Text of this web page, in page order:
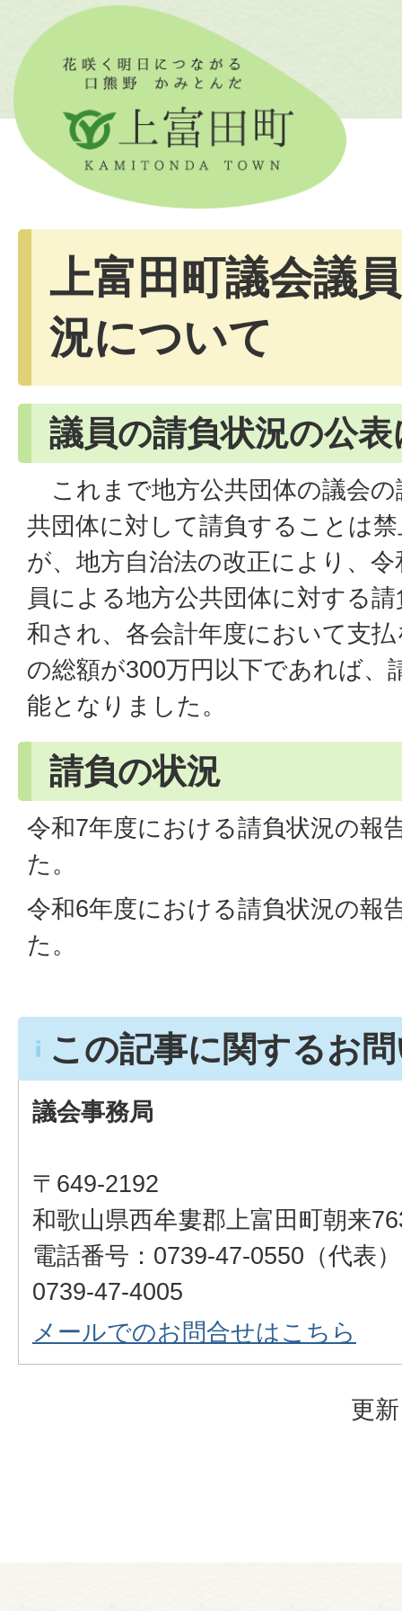
上富田町議会議
況について
議員の請負状況の公
これまで地方公共団体の議会の
共団体に対して請負することは
が、地方自治法の改正により、
員による地方公共団体に対する
和され、各会計年度において支
の総額が300万円以下であれば、
能となりました。
請負の状況
令和7年度における請負状況の報
た。
令和6年度における請負状況の報
た。
この記事に関するお
議会事務局
〒649-2192
和歌山県西牟婁郡上富田町朝来
電話番号：0739-47-0550（代表
0739-47-4005
メールでのお問合せはこちら
更